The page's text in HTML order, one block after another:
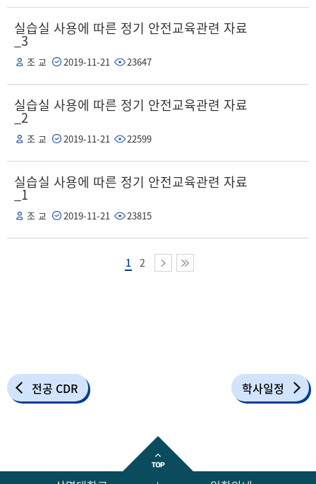
실습실 사용에 따른 정기 안전교육관련 자료
_3
조 교 2019-11-21 23647
실습실 사용에 따른 정기 안전교육관련 자료
_2
조 교 2019-11-21 22599
실습실 사용에 따른 정기 안전교육관련 자료
_1
조 교 2019-11-21 23815
1 2
전공 CDR 학사일정